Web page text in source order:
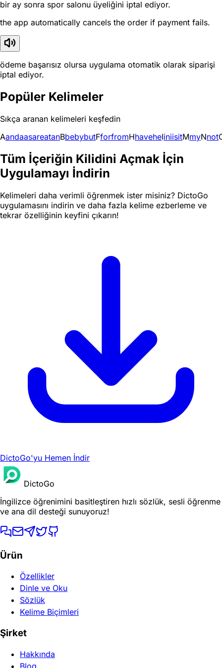
bir ay sonra spor salonu üyeliğini iptal ediyor.
the app automatically cancels the order if payment fails.
ödeme başarısız olursa uygulama otomatik olarak siparişi
iptal ediyor.
Popüler Kelimeler
Sıkça aranan kelimeleri keşfedin
AandaasareatanBbebybutFforfromHhaveheIiniisitMmyNnot
Tüm İçeriğin Kilidini Açmak İçin
Uygulamayı İndirin
Kelimeleri daha verimli öğrenmek ister misiniz? DictoGo
uygulamasını indirin ve daha fazla kelime ezberleme ve
tekrar özelliğinin keyfini çıkarın!
DictoGo'yu Hemen İndir
DictoGo
İngilizce öğrenimini basitleştiren hızlı sözlük, sesli öğrenme
ve ana dil desteği sunuyoruz!
Ürün
Özellikler
Dinle ve Oku
Sözlük
Kelime Biçimleri
Şirket
Hakkında
Blog